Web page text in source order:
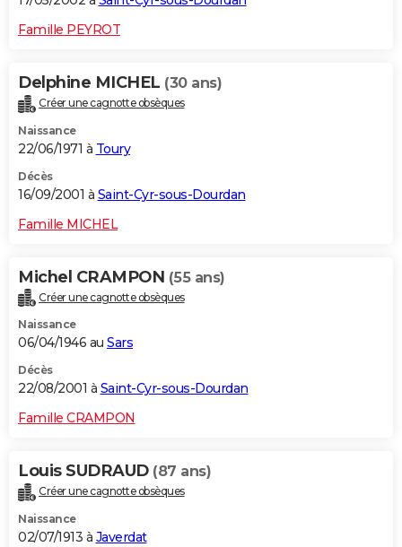
Famille PEYROT
Delphine MICHEL (30 ans)
Créer une cagnotte obsèques
Naissance
22/06/1971 à Toury
Décès
16/09/2001 à Saint-Cyr-sous-Dourdan
Famille MICHEL
Michel CRAMPON (55 ans)
Créer une cagnotte obsèques
Naissance
06/04/1946 au Sars
Décès
22/08/2001 à Saint-Cyr-sous-Dourdan
Famille CRAMPON
Louis SUDRAUD (87 ans)
Créer une cagnotte obsèques
Naissance
02/07/1913 à Javerdat